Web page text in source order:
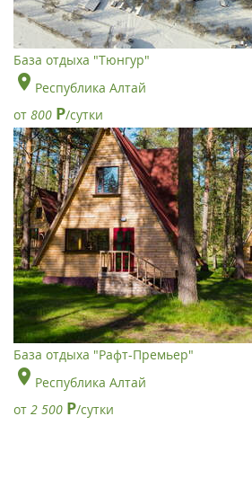
База отдыха "Тюнгур"
Республика Алтай
от 800 Р/сутки
База отдыха "Рафт-Премьер"
Республика Алтай
от 2 500 Р/сутки